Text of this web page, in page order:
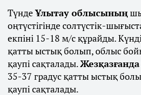
ТүндеҰлытау облысының
оңтүстігінде солтүстік-
екпіні 15-18 м/с құрайды.
қатты ыстық болып, облыс
қаупі сақталады.Жезқазғанда
35-37 градус қатты ыстық
қаупі сақталады.